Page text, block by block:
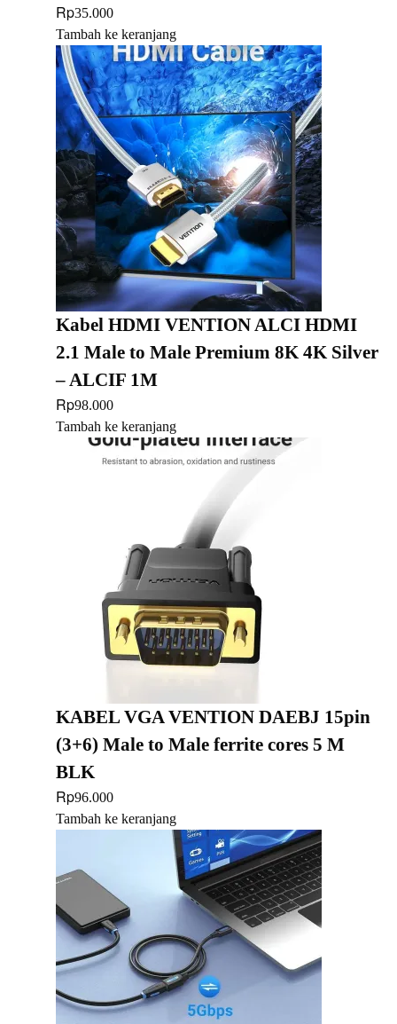
Rp35.000
Tambah ke keranjang
Kabel HDMI VENTION ALCI HDMI
2.1 Male to Male Premium 8K 4K Silver
– ALCIF 1M
Rp98.000
Tambah ke keranjang
KABEL VGA VENTION DAEBJ 15pin
(3+6) Male to Male ferrite cores 5 M
BLK
Rp96.000
Tambah ke keranjang